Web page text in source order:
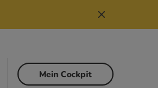
Mein Cockpit